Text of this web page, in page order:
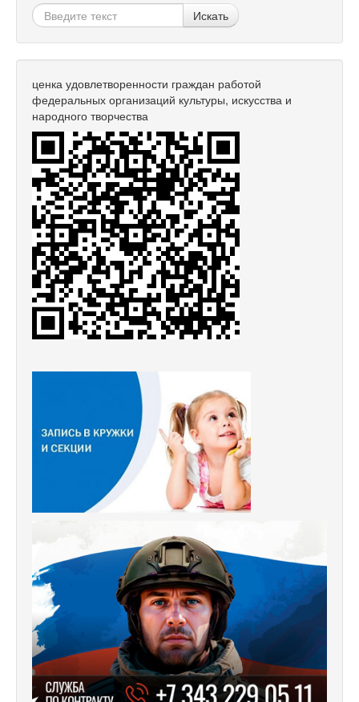
Искать
ценка удовлетворенности граждан работой
федеральных организаций культуры, искусства и
народного творчества